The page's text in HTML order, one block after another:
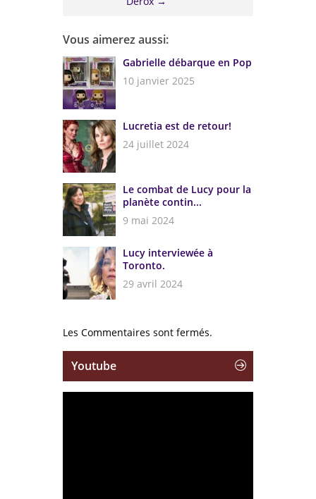
Vous aimerez aussi:
Gabrielle débarque en Pop
10 janvier 2025
Lucretia est de retour!
24 juillet 2024
Le combat de Lucy pour la
planète contin...
9 mai 2024
Lucy interviewée à
Toronto.
29 avril 2024
Les Commentaires sont fermés.
Youtube